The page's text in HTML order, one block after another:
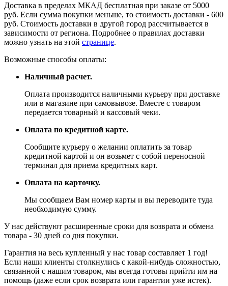
Доставка в пределах МКАД бесплатная при заказе от 5000
руб. Если сумма покупки меньше, то стоимость доставки - 600
руб. Стоимость доставки в другой город рассчитывается в
зависимости от региона. Подробнее о правилах доставки
можно узнать на этой странице.
Возможные способы оплаты:
Наличный расчет.
Оплата производится наличными курьеру при доставке
или в магазине при самовывозе. Вместе с товаром
передается товарный и кассовый чеки.
Оплата по кредитной карте.
Сообщите курьеру о желании оплатить за товар
кредитной картой и он возьмет с собой переносной
терминал для приема кредитных карт.
Оплата на карточку.
Мы сообщаем Вам номер карты и вы переводите туда
необходимую сумму.
У нас действуют расширенные сроки для возврата и обмена
товара - 30 дней со дня покупки.
Гарантия на весь купленный у нас товар составляет 1 год!
Если наши клиенты столкнулись с какой-нибудь сложностью,
связанной с нашим товаром, мы всегда готовы прийти им на
помощь (даже если срок возврата или гарантии уже истек).